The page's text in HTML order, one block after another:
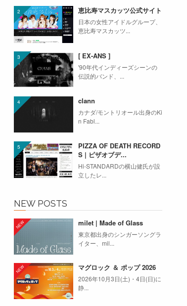
恵比寿マスカッツ公式サイト
日本の女性アイドルグループ、
恵比寿マスカッツ...
[ EX-ANS ]
'90年代インディーズシーンの
伝説的バンド、...
clann
カナダ/モントリオール出身のKi
n Fabl...
PIZZA OF DEATH RECORD
S | ピザオブデ...
Hi-STANDARDの横山健氏が設
立したレ...
NEW POSTS
milet | Made of Glass
東京都出身のシンガーソングラ
イター、mil...
マグロック ＆ ポップ 2026
2026年10月3日(土)・4日(日)に
静...